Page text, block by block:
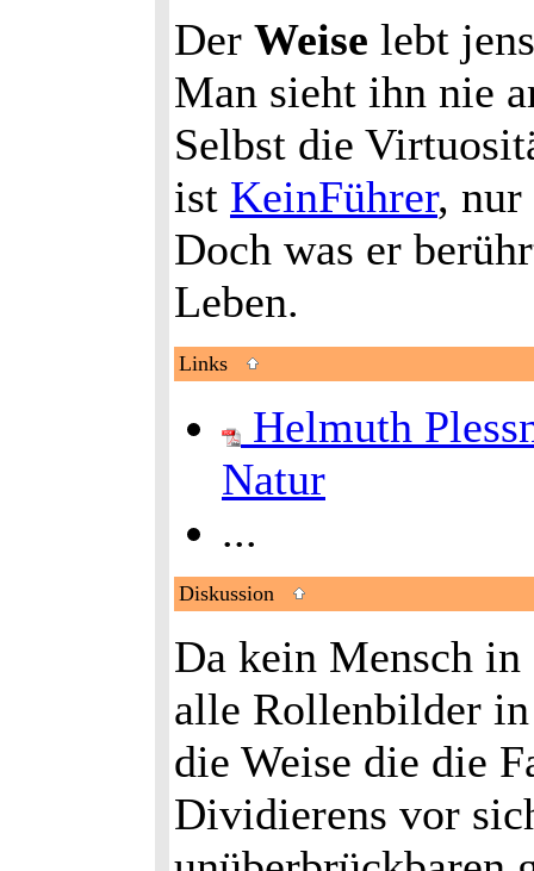
Der Weise lebt
Man sieht ihn nie
Selbst die
ist KeinFührer, nur
Doch was er
Leben.
Links
Helmuth
Natur
...
Diskussion
Da kein Mensch in
alle Rollenbilder
die Weise die die
Dividierens vor